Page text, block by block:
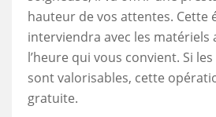
hauteur de vos attentes. Cette
interviendra avec les matériels
l’heure qui vous convient. Si
sont valorisables, cette
gratuite.